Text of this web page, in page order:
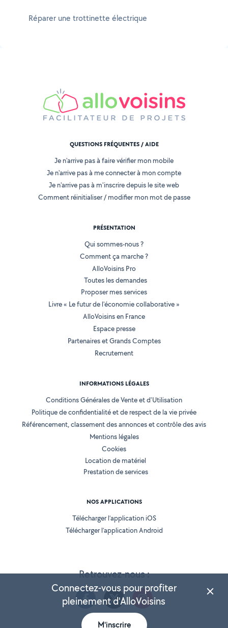
Réparer une trottinette électrique
Retrouvez-nous :
QUESTIONS FRÉQUENTES / AIDE
Je n'arrive pas à faire vérifier mon mobile
Je n'arrive pas à me connecter à mon compte
Je n'arrive pas à m'inscrire depuis le site web
Comment réinitialiser / modifier mon mot de passe
PRÉSENTATION
Qui sommes-nous ?
Comment ça marche ?
AlloVoisins Pro
Toutes les demandes
Proposer mes services
Livre « Le futur de l'économie collaborative »
AlloVoisins en France
Espace presse
Partenaires et Grands Comptes
Recrutement
INFORMATIONS LÉGALES
Conditions Générales de Vente et d'Utilisation
Politique de confidentialité et de respect de la vie privée
Référencement, classement des annonces et contrôle des avis
Mentions légales
Cookies
Location de matériel
Prestation de services
NOS APPLICATIONS
Télécharger l’application iOS
Télécharger l’application Android
Connectez-vous pour profiter
pleinement d'AlloVoisins
M'inscrire